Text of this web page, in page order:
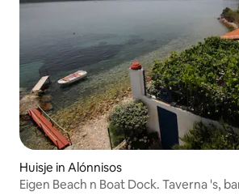
Huisje in Alónnisos
Eigen Beach n Boat Dock. Taverna 's,